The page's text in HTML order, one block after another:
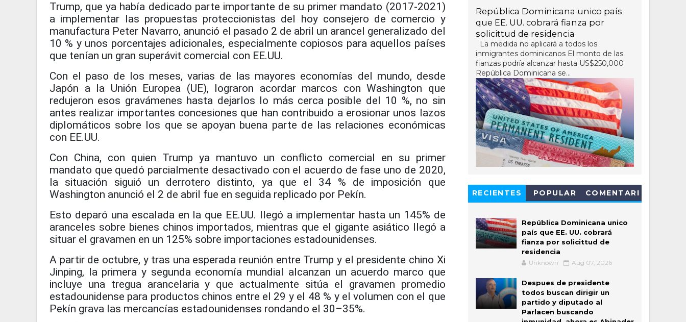
Trump, que ya había dedicado parte importante de su primer mandato (2017-2021)
a implementar las propuestas proteccionistas del hoy consejero de comercio y
manufactura Peter Navarro, anunció el pasado 2 de abril un arancel generalizado del
10 % y unos porcentajes adicionales, especialmente copiosos para aquellos países
que tenían un gran superávit comercial con EE.UU.
Con el paso de los meses, varias de las mayores economías del mundo, desde
Japón a la Unión Europea (UE), lograron acordar marcos con Washington que
redujeron esos gravámenes hasta dejarlos lo más cerca posible del 10 %, no sin
antes realizar importantes concesiones que han contribuido a erosionar unos lazos
diplomáticos sobre los que se apoyan buena parte de las relaciones económicas
con EE.UU.
Con China, con quien Trump ya mantuvo un conflicto comercial en su primer
mandato que quedó parcialmente desactivado con el acuerdo de fase uno de 2020,
la situación siguió un derrotero distinto, ya que el 34 % de imposición que
Washington anunció el 2 de abril fue en seguida replicado por Pekín.
Esto deparó una escalada en la que EE.UU. llegó a implementar hasta un 145% de
aranceles sobre bienes chinos importados, mientras que el gigante asiático llegó a
situar el gravamen en un 125% sobre importaciones estadounidenses.
A partir de octubre, y tras una esperada reunión entre Trump y el presidente chino Xi
Jinping, la primera y segunda economía mundial alcanzan un acuerdo marco que
incluye una tregua arancelaria y que actualmente sitúa el gravamen promedio
estadounidense para productos chinos entre el 29 y el 48 % y el volumen con el que
Pekín grava las mercancías estadounidenses rondando el 30–35%.
República Dominicana unico país
que EE. UU. cobrará fianza por
solicittud de residencia
La medida no aplicará a todos los
inmigrantes dominicanos El monto de las
fianzas podría alcanzar hasta US$250,000
República Dominicana se...
RECIENTES POPULAR
COMENTARI
República Dominicana unico
país que EE. UU. cobrará
fianza por solicittud de
residencia
Unknown Aug 07, 2026
Despues de presidente
todos buscan dirigir un
partido y diputado al
Parlacen buscando